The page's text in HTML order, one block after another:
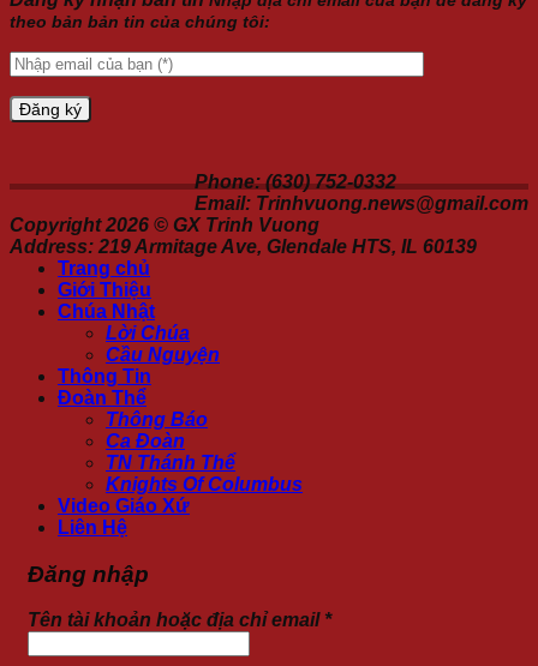
theo bản bản tin của chúng tôi:
Phone: (630) 752-0332
Email: Trinhvuong.news@gmail.com
Copyright 2026 © GX Trinh Vuong
Address: 219 Armitage Ave, Glendale HTS, IL 60139
Trang chủ
Giới Thiệu
Chúa Nhật
Lời Chúa
Cầu Nguyện
Thông Tin
Đoàn Thể
Thông Báo
Ca Đoàn
TN Thánh Thể
Knights Of Columbus
Video Giáo Xứ
Liên Hệ
Đăng nhập
Tên tài khoản hoặc địa chỉ email *